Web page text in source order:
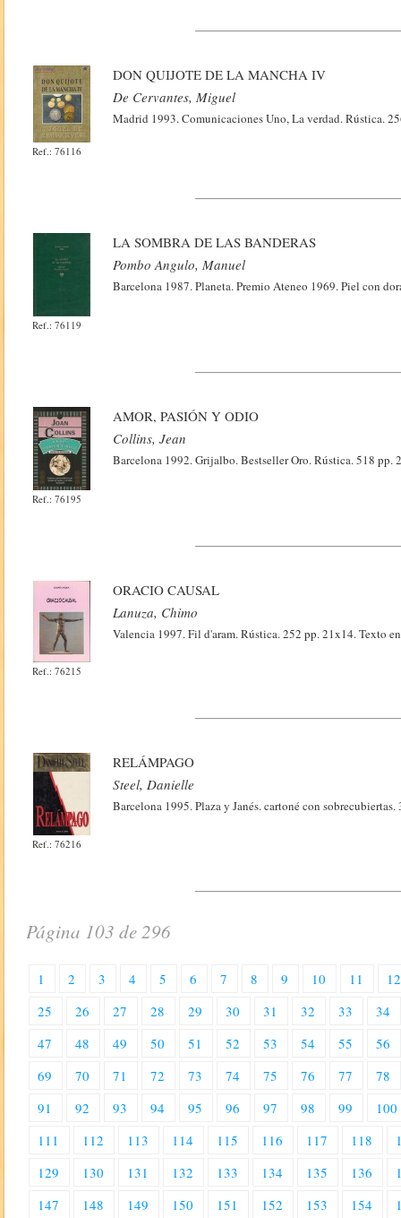
Ref.: 76116
DON QUIJOTE DE LA MANCHA IV
De Cervantes, Miguel
Madrid 1993. Comunicaciones Uno, La verdad. Rústica.
Ref.: 76119
LA SOMBRA DE LAS BANDERAS
Pombo Angulo, Manuel
Barcelona 1987. Planeta. Premio Ateneo 1969. Piel con
Ref.: 76195
AMOR, PASIÓN Y ODIO
Collins, Jean
Barcelona 1992. Grijalbo. Bestseller Oro. Rústica. 518 pp.
Ref.: 76215
ORACIO CAUSAL
Lanuza, Chimo
Valencia 1997. Fil d'aram. Rústica. 252 pp. 21x14. Texto
Ref.: 76216
RELÁMPAGO
Steel, Danielle
Barcelona 1995. Plaza y Janés. cartoné con
Página 103 de 296
1 2 3 4 5 6 7 8 9 10 11
12
25
26 27 28 29 30 31 32 33
34
47
48 49 50 51 52 53 54 55
56
69
70 71 72 73 74 75 76 77
78
91
92 93 94 95 96 97 98 99
100
111
112 113 114 115 116 117 118
129
130 131 132 133 134 135 136
147
148 149 150 151 152 153 154